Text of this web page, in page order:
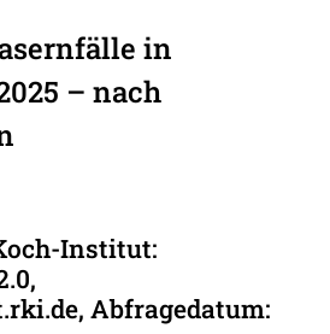
in
– nach
Institut:
Abfragedatum: